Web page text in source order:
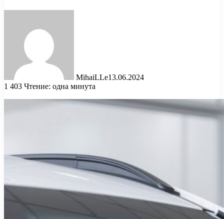
MihaiLLe13.06.2024
1 403 Чтение: одна минута